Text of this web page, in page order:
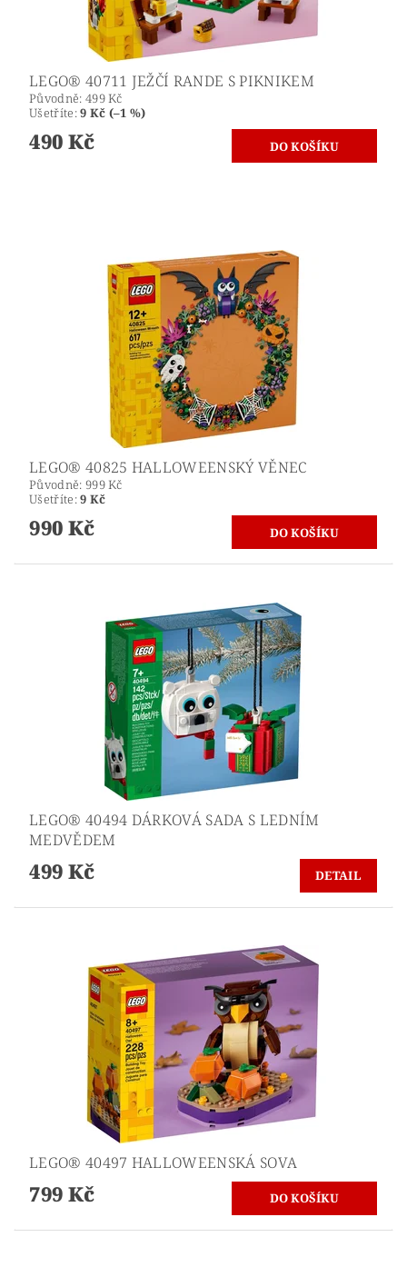
LEGO® 40711 JEŽČÍ RANDE S PIKNIKEM
Původně: 499 Kč
Ušetříte:9 Kč (–1 %)
490 Kč
LEGO® 40825 HALLOWEENSKÝ VĚNEC
Původně: 999 Kč
Ušetříte:9 Kč
990 Kč
LEGO® 40494 DÁRKOVÁ SADA S LEDNÍM
MEDVĚDEM
499 Kč DETAIL
LEGO® 40497 HALLOWEENSKÁ SOVA
799 Kč